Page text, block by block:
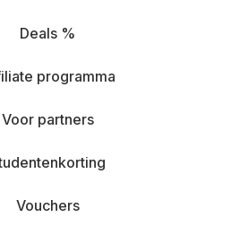
Deals %
programma
Voor partners
Vouchers